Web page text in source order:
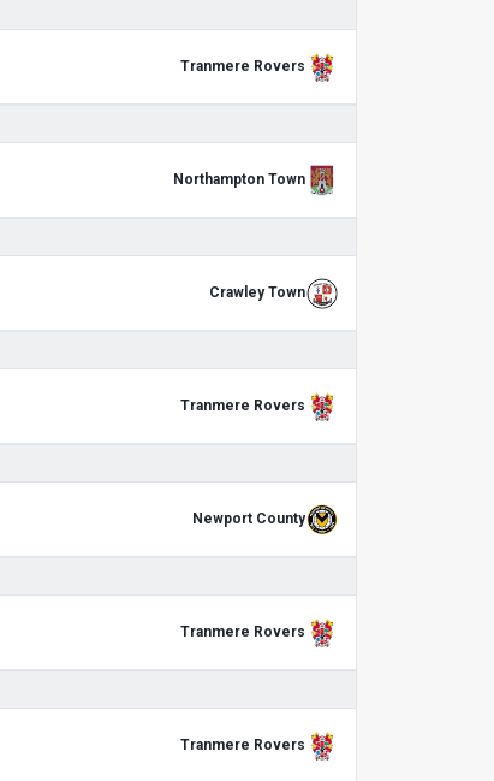
Tranmere Rovers
Northampton Town
Crawley Town
Tranmere Rovers
Newport County
Tranmere Rovers
Tranmere Rovers